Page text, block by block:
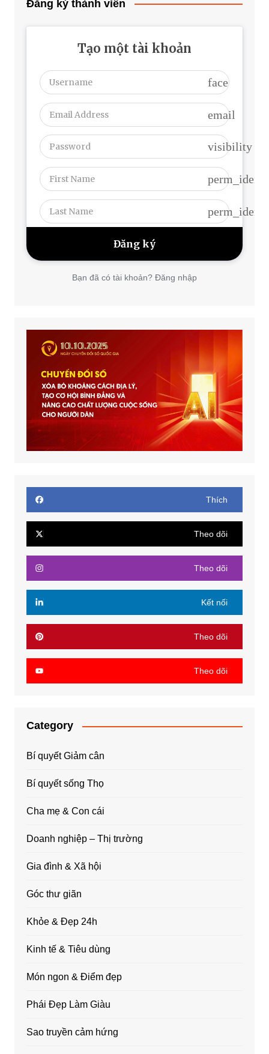
Đăng ký thành viên
Tạo một tài khoản
face
email
visibility
Bạn đã có tài khoản? Đăng nhập
Thích
Theo dõi
Theo dõi
Kết nối
Theo dõi
Theo dõi
Category
Bí quyết Giảm cân
Bí quyết sống Thọ
Cha mẹ & Con cái
Doanh nghiệp – Thị trường
Gia đình & Xã hội
Góc thư giãn
Khỏe & Đẹp 24h
Kinh tế & Tiêu dùng
Món ngon & Điểm đẹp
Phái Đẹp Làm Giàu
Sao truyền cảm hứng